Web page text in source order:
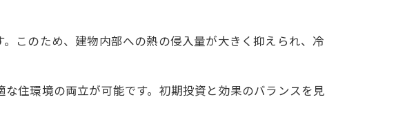
ム術
イント
このため、建物内部への熱の侵入量が大きく抑えられ、冷
住環境の両立が可能です。初期投資と効果のバランスを見